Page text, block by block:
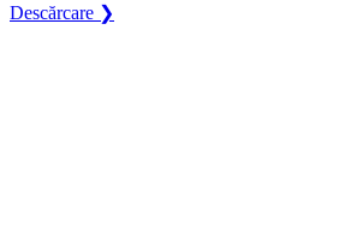
Descărcare ❯